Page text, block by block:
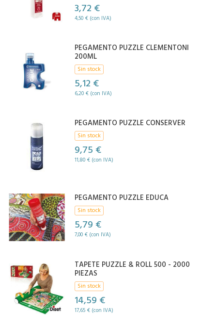
3,72 €
4,50 € (con IVA)
PEGAMENTO PUZZLE CLEMENTONI
200ML
Sin stock
5,12 €
6,20 € (con IVA)
PEGAMENTO PUZZLE CONSERVER
Sin stock
9,75 €
11,80 € (con IVA)
PEGAMENTO PUZZLE EDUCA
Sin stock
5,79 €
7,00 € (con IVA)
TAPETE PUZZLE & ROLL 500 - 2000
PIEZAS
Sin stock
14,59 €
17,65 € (con IVA)